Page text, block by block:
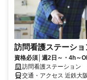
訪問看護ステーシ
資格必須│週2日～・4h～
訪問看護ステーション
交通・アクセス 近鉄大